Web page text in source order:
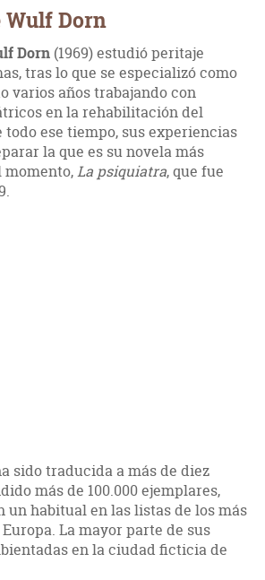
Wulf Dorn
Dorn (1969) estudió peritaje
tras lo que se especializó como
varios años trabajando con
en la rehabilitación del
todo ese tiempo, sus experiencias
la que es su novela más
momento,La psiquiatra, que fue
sido traducida a más de diez
más de 100.000 ejemplares,
un habitual en las listas de los más
La mayor parte de sus
en la ciudad ficticia de